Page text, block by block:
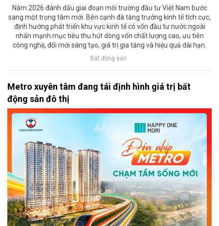
Năm 2026 đánh dấu giai đoạn môi trường đầu tư Việt Nam bước
sang một trọng tâm mới. Bên cạnh đà tăng trưởng kinh tế tích cực,
định hướng phát triển khu vực kinh tế có vốn đầu tư nước ngoài
nhấn mạnh mục tiêu thu hút dòng vốn chất lượng cao, ưu tiên
công nghệ, đổi mới sáng tạo, giá trị gia tăng và hiệu quả dài hạn.
Bất động sản
Metro xuyên tâm đang tái định hình giá trị bất
động sản đô thị